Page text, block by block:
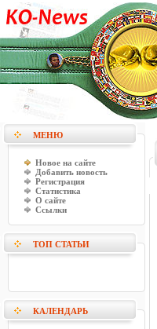
МЕНЮ
Новое на сайте
Добавить новость
Регистрация
Статистика
О сайте
Ссылки
ТОП СТАТЬИ
КАЛЕНДАРЬ